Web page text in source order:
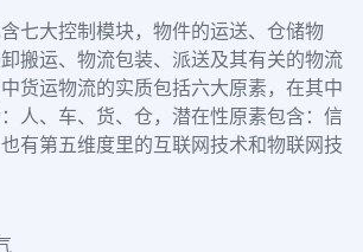
七大控制模块，物件的运送、仓储物
搬运、物流包装、派送及其有关的物流
货运物流的实质包括六大原素，在其中
人、车、货、仓，潜在性原素包含：信
有第五维度里的互联网技术和物联网技